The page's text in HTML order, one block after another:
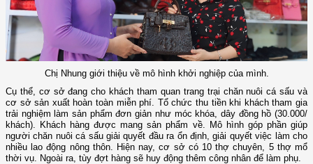
Chị Nhung giới thiệu về mô hình khởi nghiệp của mình.
Cụ thể, cơ sở đang cho khách tham quan trang trại chăn nuôi cá sấu và
cơ sở sản xuất hoàn toàn miễn phí. Tổ chức thu tiền khi khách tham gia
trải nghiệm làm sản phẩm đơn giản như móc khóa, dây đồng hồ (30.000/
khách). Khách hàng được mang sản phẩm về. Mô hình góp phần giúp
người chăn nuôi cá sấu giải quyết đầu ra ổn định, giải quyết việc làm cho
nhiều lao động nông thôn. Hiện nay, cơ sở có 10 thợ chuyên, 5 thợ mổ
thời vụ. Ngoài ra, tùy đợt hàng sẽ huy động thêm công nhân để làm phụ.